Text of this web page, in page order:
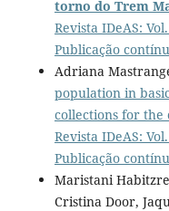
torno do Trem
Revista IDeAS:
Publicação
Adriana
population in
collections for the
Revista IDeAS:
Publicação
Maristani
Cristina Door,